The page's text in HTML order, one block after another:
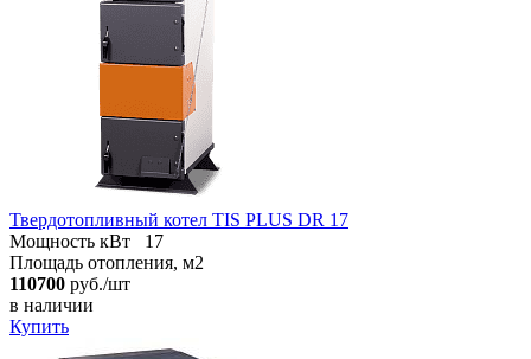
Твердотопливный котел TIS PLUS DR 17
Мощность кВт
17
Площадь отопления, м2
110700 руб./шт
в наличии
Купить